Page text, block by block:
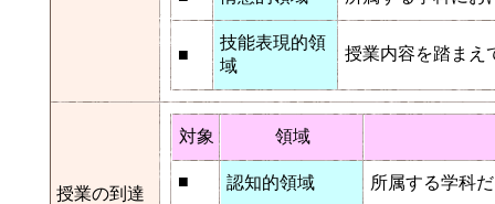
■
技能表現的領
域
授業内容を踏まえ
授業の到達
対象 領域
■ 認知的領域 所属する学科